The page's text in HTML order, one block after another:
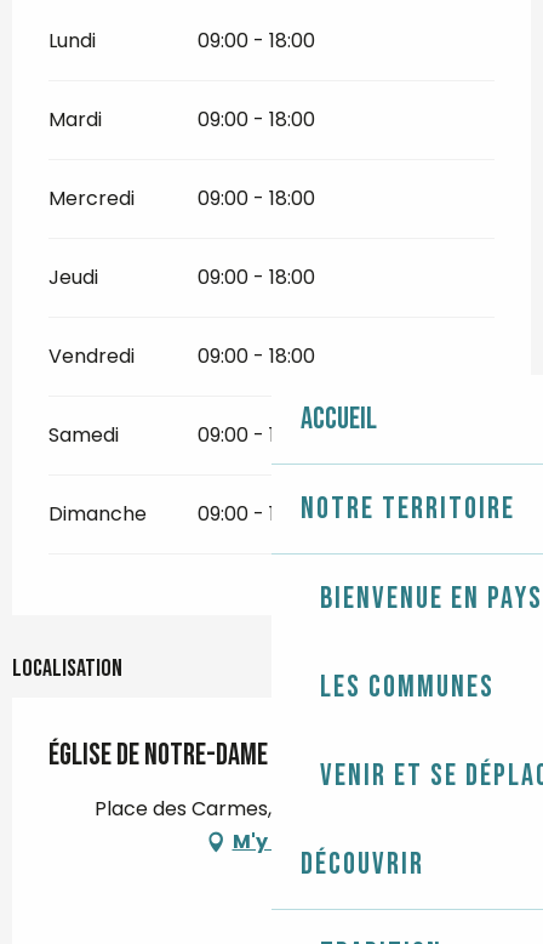
Accueil
Notre territoire
Bienvenue en
Les communes
Venir et se
Découvrir
Lundi 09:00 - 18:00
Mardi 09:00 - 18:00
Mercredi 09:00 - 18:00
Jeudi 09:00 - 18:00
Vendredi 09:00 - 18:00
Samedi 09:00 - 18:00
Dimanche 09:00 - 18:00
Localisation
Église de Notre-Dame des Carmes
Place des Carmes, 29120 Pont-l'Abbé
M'y rendre